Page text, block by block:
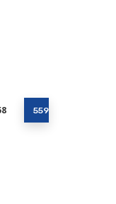
559